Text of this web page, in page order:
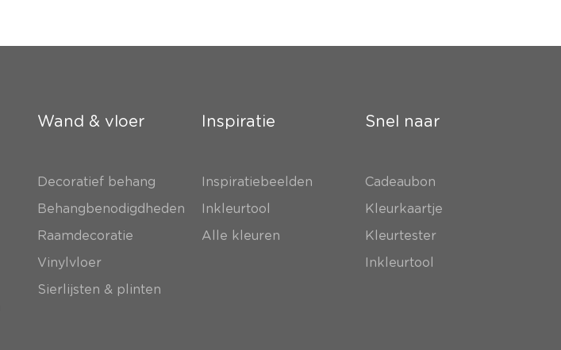
Wand & vloer
Decoratief behang
Behangbenodigdheden
Raamdecoratie
Vinylvloer
Sierlijsten & plinten
Inspiratie
Inspiratiebeelden
Inkleurtool
Alle kleuren
Snel naar
Cadeaubon
Kleurkaartje
Kleurtester
Inkleurtool